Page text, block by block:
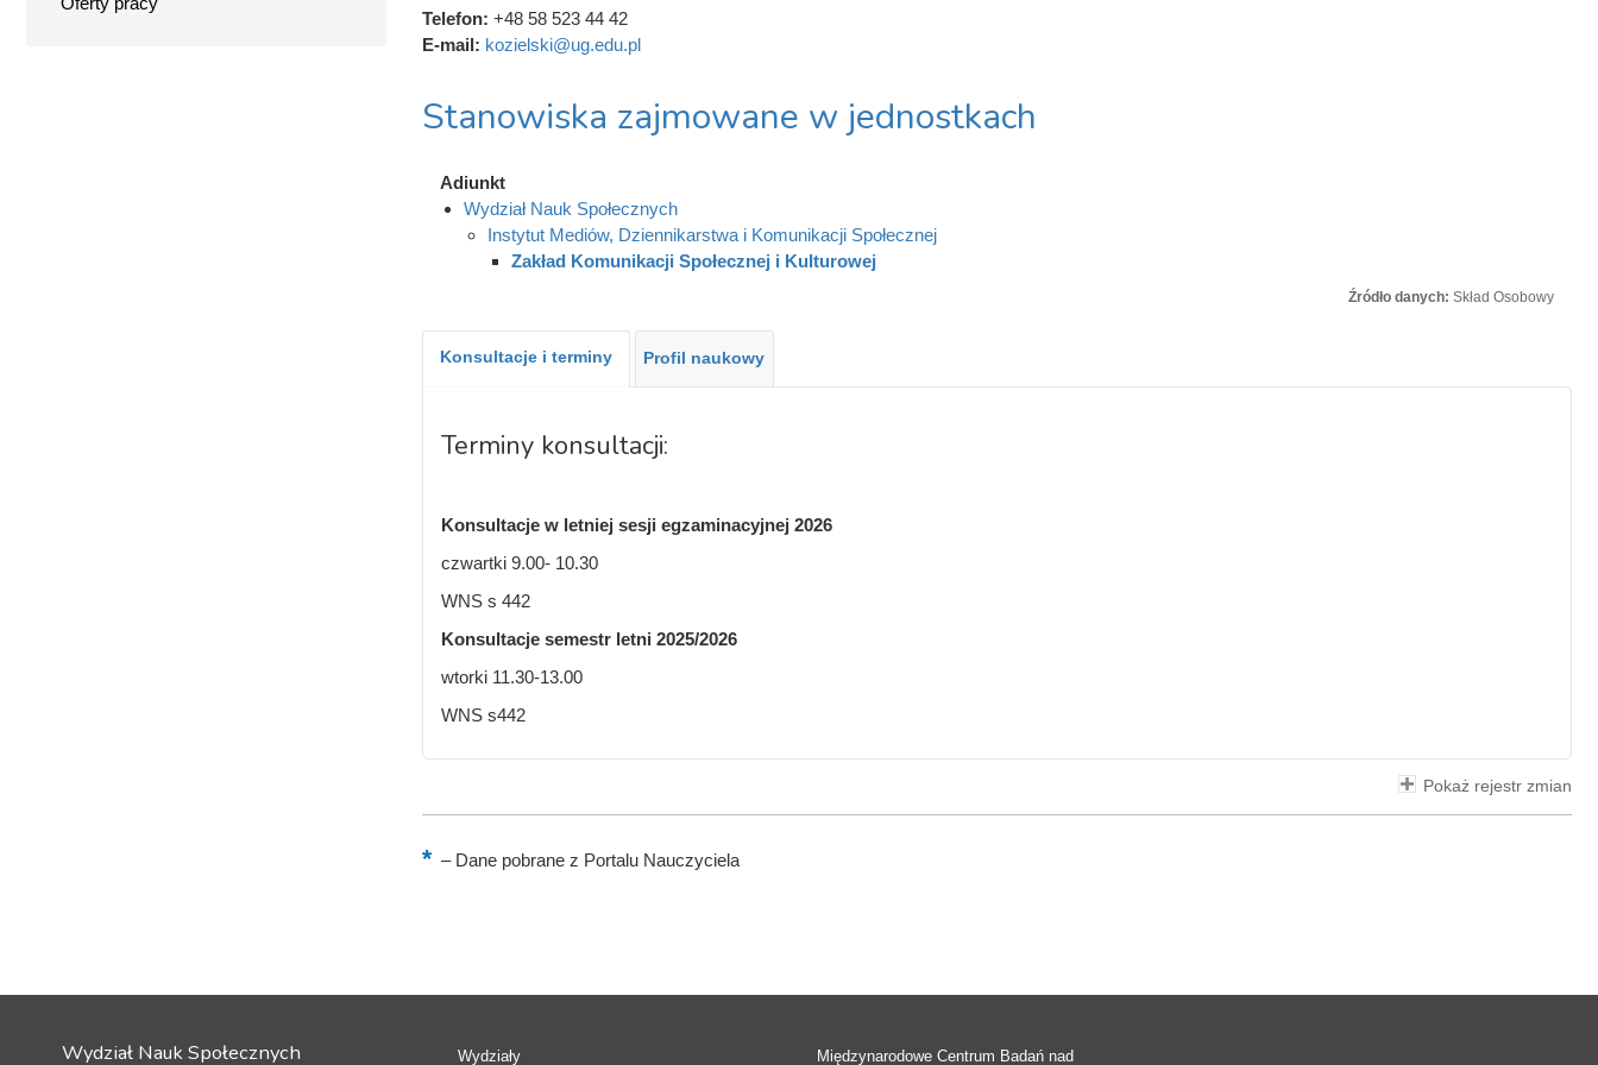
Telefon: +48 58 523 44 42
E-mail: kozielski@ug.edu.pl
Stanowiska zajmowane w jednostkach
Adiunkt
Wydział Nauk Społecznych
Instytut Mediów, Dziennikarstwa i Komunikacji Społecznej
Zakład Komunikacji Społecznej i Kulturowej
Źródło danych: Skład Osobowy
Konsultacje i terminy Profil naukowy
Terminy konsultacji:
Konsultacje w letniej sesji egzaminacyjnej 2026
czwartki 9.00- 10.30
WNS s 442
Konsultacje semestr letni 2025/2026
wtorki 11.30-13.00
WNS s442
Pokaż rejestr zmian
–Dane pobrane z Portalu Nauczyciela
Wydział Nauk Społecznych Wydziały Międzynarodowe Centrum Badań nad